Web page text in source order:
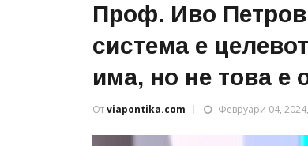
Проф. Иво
система е
има, но не това е
Отviapontika.com Февруари 04, 2024,